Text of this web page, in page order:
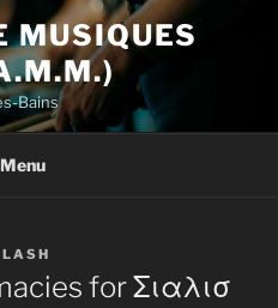
MUSIQUES
Bains
Menu
for Σιαλισ